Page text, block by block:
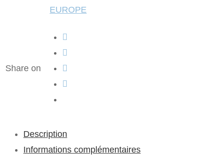
EUROPE
Share on
Description
Informations complémentaires